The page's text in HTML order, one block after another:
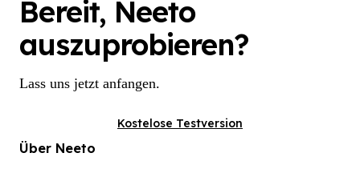
Bereit, Neeto
auszuprobieren?
Lass uns jetzt anfangen.
Kostelose Testversion
Über Neeto